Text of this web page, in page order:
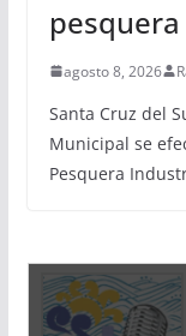
pesquera
agosto 8, 2026
Santa Cruz del
Municipal se
Pesquera